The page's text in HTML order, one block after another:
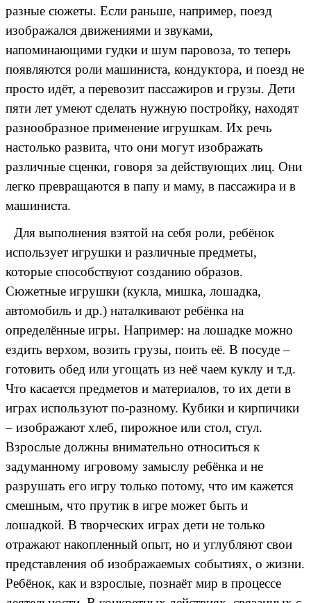
разные сюжеты. Если раньше, например, поезд
изображался движениями и звуками,
напоминающими гудки и шум паровоза, то теперь
появляются роли машиниста, кондуктора, и поезд не
просто идёт, а перевозит пассажиров и грузы. Дети
пяти лет умеют сделать нужную постройку, находят
разнообразное применение игрушкам. Их речь
настолько развита, что они могут изображать
различные сценки, говоря за действующих лиц. Они
легко превращаются в папу и маму, в пассажира и в
машиниста.
Для выполнения взятой на себя роли, ребёнок
использует игрушки и различные предметы,
которые способствуют созданию образов.
Сюжетные игрушки (кукла, мишка, лошадка,
автомобиль и др.) наталкивают ребёнка на
определённые игры. Например: на лошадке можно
ездить верхом, возить грузы, поить её. В посуде –
готовить обед или угощать из неё чаем куклу и т.д.
Что касается предметов и материалов, то их дети в
играх используют по-разному. Кубики и кирпичики
– изображают хлеб, пирожное или стол, стул.
Взрослые должны внимательно относиться к
задуманному игровому замыслу ребёнка и не
разрушать его игру только потому, что им кажется
смешным, что прутик в игре может быть и
лошадкой. В творческих играх дети не только
отражают накопленный опыт, но и углубляют свои
представления об изображаемых событиях, о жизни.
Ребёнок, как и взрослые, познаёт мир в процессе